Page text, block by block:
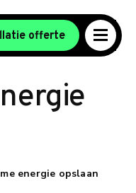
offerte
energie opslaan